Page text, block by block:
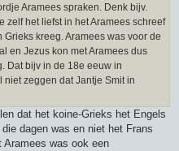
Aramees spraken. Denk bijv.
zelf het liefst in het Aramees schreef
kreeg. Aramees was voor de
en Jezus kon met Aramees dus
Dat bijv in de 18e eeuw in
niet zeggen dat Jantje Smit in
dat het koine-Grieks het Engels
dagen was en niet het Frans
Aramees was ook een